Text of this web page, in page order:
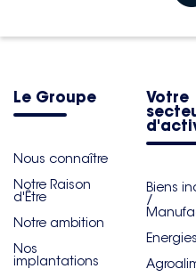
Le Groupe
Nous connaître
Notre Raison
d'Être
Notre ambition
Nos
implantations
Votre
Biens
/
Energies